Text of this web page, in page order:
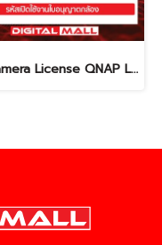
IP Camera License QNAP LIC-SW-SURVEILLANCE-1CH-IE ใบอนุญาตกล้อง ( License)